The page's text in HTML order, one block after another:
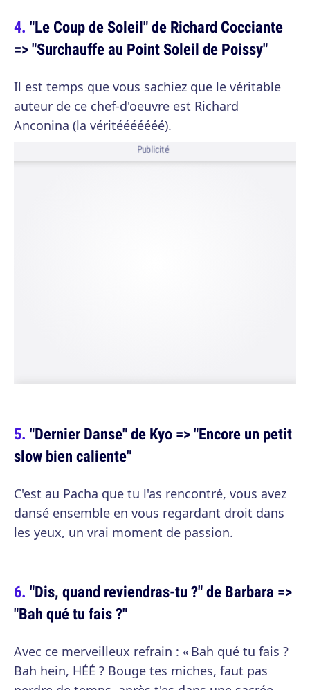
"Le Coup de Soleil" de Richard Cocciante
=> "Surchauffe au Point Soleil de Poissy"
Il est temps que vous sachiez que le véritable
auteur de ce chef-d'oeuvre est Richard
Anconina (la véritééééééé).
Publicité
"Dernier Danse" de Kyo => "Encore un petit
slow bien caliente"
C'est au Pacha que tu l'as rencontré, vous avez
dansé ensemble en vous regardant droit dans
les yeux, un vrai moment de passion.
"Dis, quand reviendras-tu ?" de Barbara =>
"Bah qué tu fais ?"
Avec ce merveilleux refrain : « Bah qué tu fais ?
Bah hein, HÉÉ ? Bouge tes miches, faut pas